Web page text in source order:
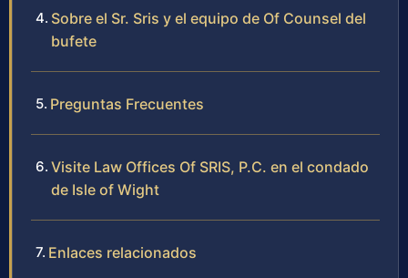
Sobre el Sr. Sris y el equipo de Of Counsel del
bufete
Preguntas Frecuentes
Visite Law Offices Of SRIS, P.C. en el condado
de Isle of Wight
Enlaces relacionados